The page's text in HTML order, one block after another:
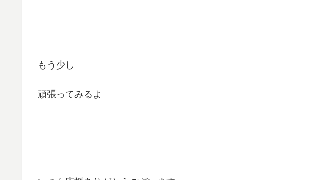
もう少し
頑張ってみるよ